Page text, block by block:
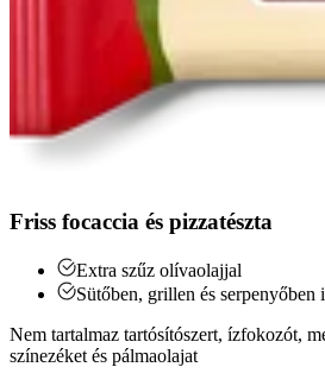
Friss focaccia és pizzatészta
Extra szűz olívaolajjal
Sütőben, grillen és serpenyőben
Nem tartalmaz tartósítószert, ízfokozót,
színezéket és pálmaolajat